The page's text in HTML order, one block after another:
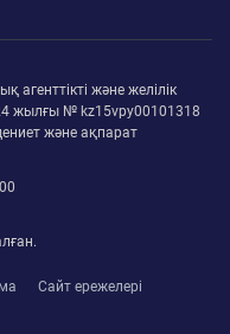
агенттікті және желілік
жылғы № kz15vpy00101318
және ақпарат
Сайт ережелері